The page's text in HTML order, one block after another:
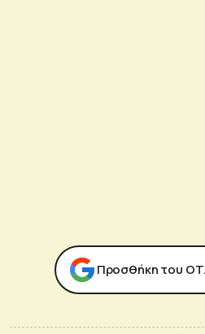
Προσθήκη του